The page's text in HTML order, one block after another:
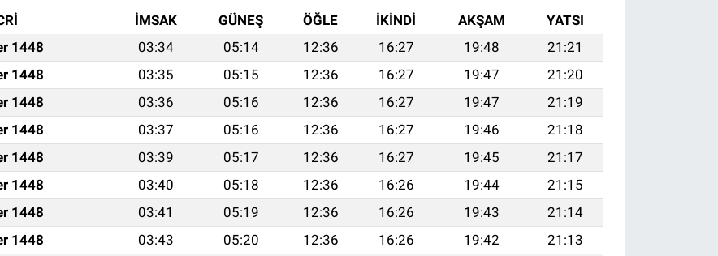
İMSAK GÜNEŞ ÖĞLE İKINDI AKŞAM
YATSI
1448 03:34 05:14 12:36 16:27 19:48
21:21
1448 03:35 05:15 12:36 16:27 19:47
21:20
1448 03:36 05:16 12:36 16:27 19:47
21:19
1448 03:37 05:16 12:36 16:27 19:46
21:18
1448 03:39 05:17 12:36 16:27 19:45
21:17
1448 03:40 05:18 12:36 16:26 19:44
21:15
1448 03:41 05:19 12:36 16:26 19:43
21:14
1448 03:43 05:20 12:36 16:26 19:42
21:13